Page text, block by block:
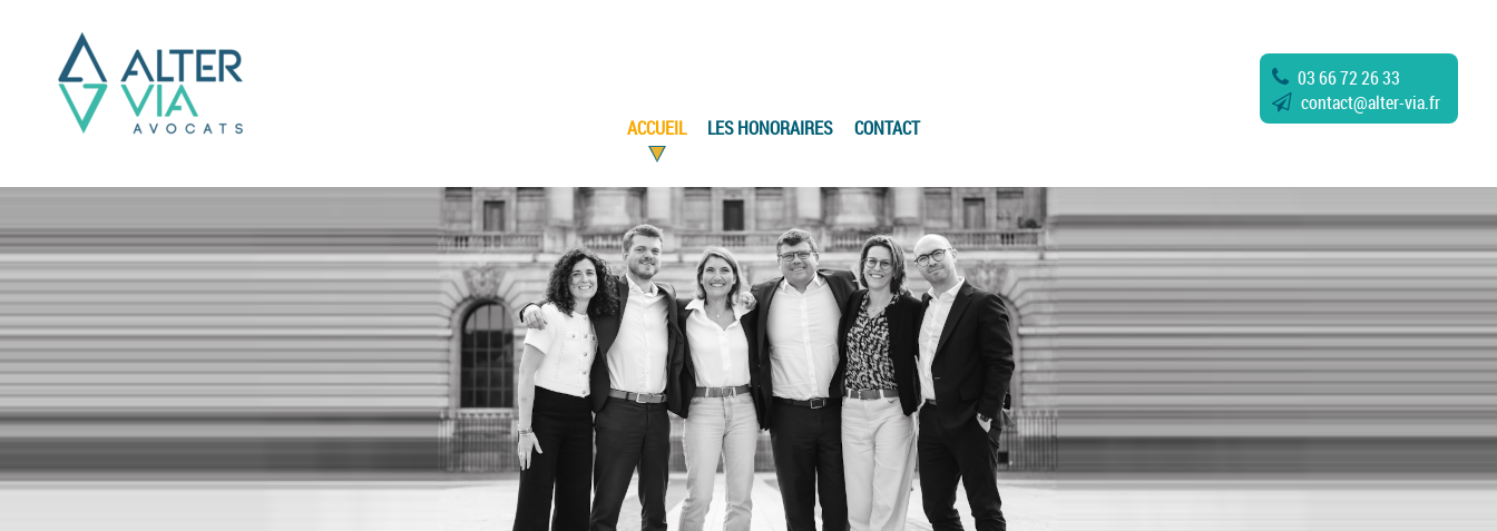
03 66 72 26 33
contact@alter-via.fr
ACCUEIL
LES HONORAIRES CONTACT